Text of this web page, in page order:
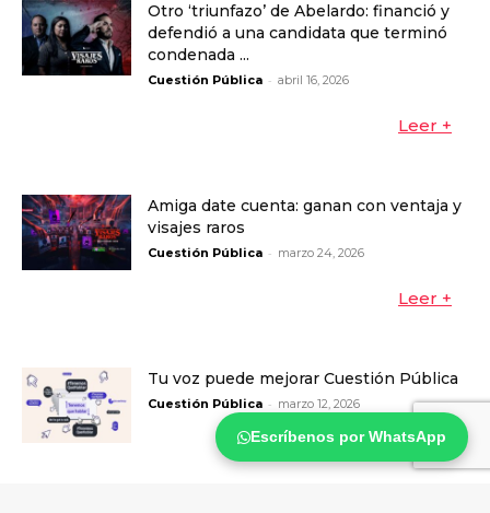
Escríbenos por WhatsApp
Otro ‘triunfazo’ de Abelardo: financió y
defendió a una candidata que terminó
condenada ...
Cuestión Pública - abril 16, 2026
Leer +
Amiga date cuenta: ganan con ventaja y
visajes raros
Cuestión Pública - marzo 24, 2026
Leer +
Tu voz puede mejorar Cuestión Pública
Cuestión Pública - marzo 12, 2026
Leer +